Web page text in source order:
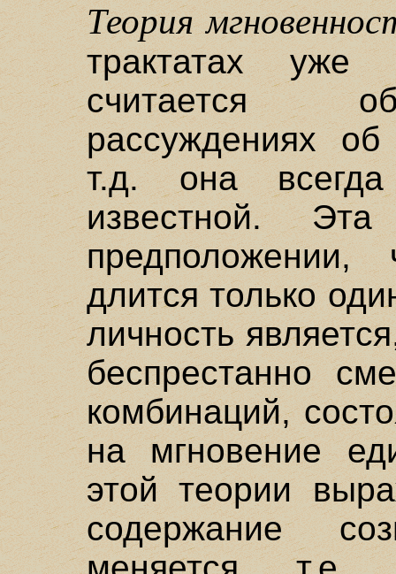
Теория
трактатах уже
считается
рассуждениях
т.д. она всегда
известной.
длится только
личность
беспрестанно
комбинаций,
на мгновение
этой теории
содержание